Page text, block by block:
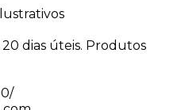
dias úteis. Produtos
Dúvidas? +55 71 991278190/